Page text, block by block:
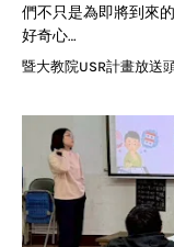
們不只是為即將到來
好奇心…
暨大教院USR計畫放送